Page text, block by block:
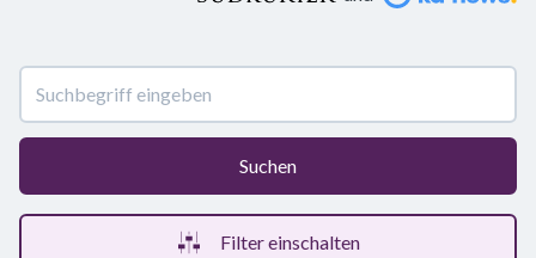
Suchen
Filter einschalten